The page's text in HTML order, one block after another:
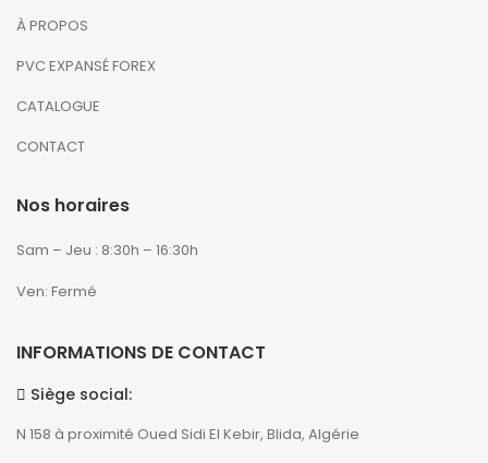
À PROPOS
PVC EXPANSÉ FOREX
CATALOGUE
CONTACT
Nos horaires
Sam – Jeu : 8:30h – 16:30h
Ven: Fermé
INFORMATIONS DE CONTACT
Siège social:
N 158 à proximité Oued Sidi El Kebir, Blida, Algérie